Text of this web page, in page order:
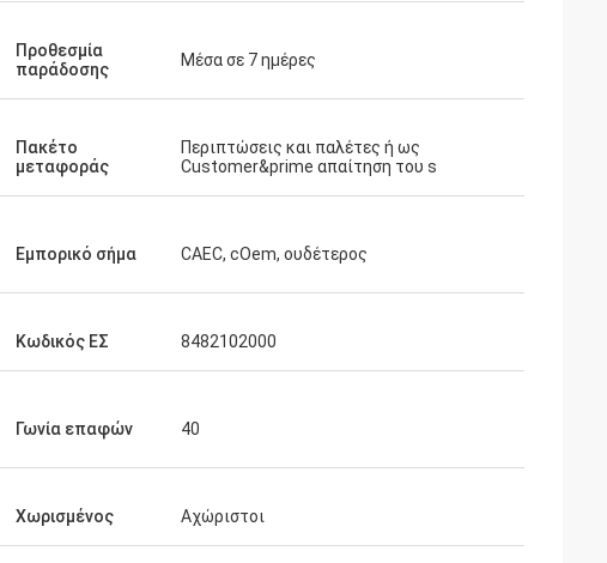
Προθεσμία
παράδοσης
Μέσα σε 7 ημέρες
Πακέτο
μεταφοράς
Περιπτώσεις και παλέτες ή ως
Customer&prime απαίτηση του s
Εμπορικό σήμα CAEC, cOem, ουδέτερος
Κωδικός ΕΣ 8482102000
Γωνία επαφών 40
Χωρισμένος Αχώριστοι